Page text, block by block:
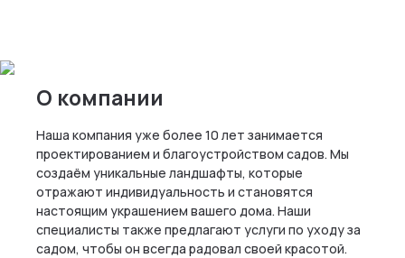
О компании
Наша компания уже более 10 лет занимается
проектированием и благоустройством садов. Мы
создаём уникальные ландшафты, которые
отражают индивидуальность и становятся
настоящим украшением вашего дома. Наши
специалисты также предлагают услуги по уходу за
садом, чтобы он всегда радовал своей красотой.